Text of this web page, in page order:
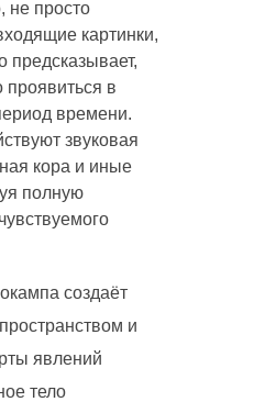
не просто
картинки,
предсказывает,
проявиться в
времени.
звуковая
кора и иные
полную
создаёт
и
явлений
тело